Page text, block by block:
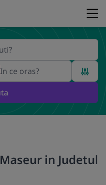
in Judetul